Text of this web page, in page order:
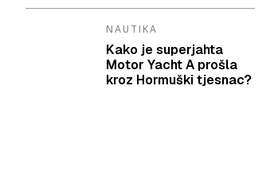
NAUTIKA
Kako je superjahta
Motor Yacht A prošla
kroz Hormuški tjesnac?